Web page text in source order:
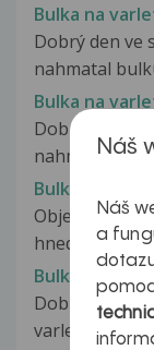
Bulka na
Dobrý den ve
nahmatal
Bulka na
Dobrý den, v
nahmatal
Bulka na varleti
Objevila se
hned nebo
Bulka na
Dobrý den
varletem viz
Náš
Náš
a